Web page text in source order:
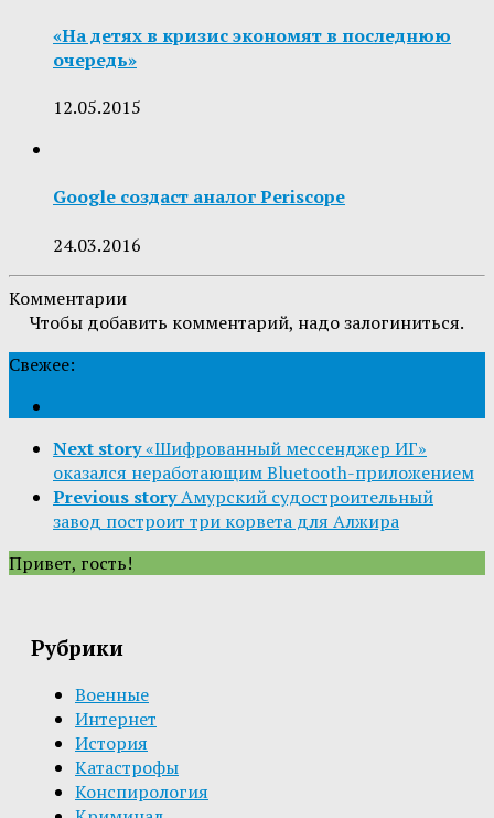
«На детях в кризис экономят в последнюю
очередь»
12.05.2015
Google создаст аналог Periscope
24.03.2016
Комментарии
Чтобы добавить комментарий, надо залогиниться.
Свежее:
Next story«Шифрованный мессенджер ИГ»
оказался неработающим Bluetooth-приложением
Previous storyАмурский судостроительный
завод построит три корвета для Алжира
Привет, гость!
Рубрики
Военные
Интернет
История
Катастрофы
Конспирология